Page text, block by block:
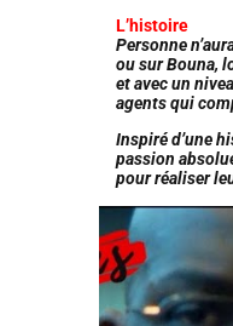
L’histoire
Personne
ou sur Bouna,
et avec un
agents qui
Inspiré d’une
passion
pour réaliser